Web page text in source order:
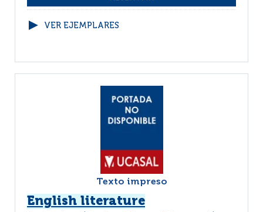
VER EJEMPLARES
Texto impreso
English literature